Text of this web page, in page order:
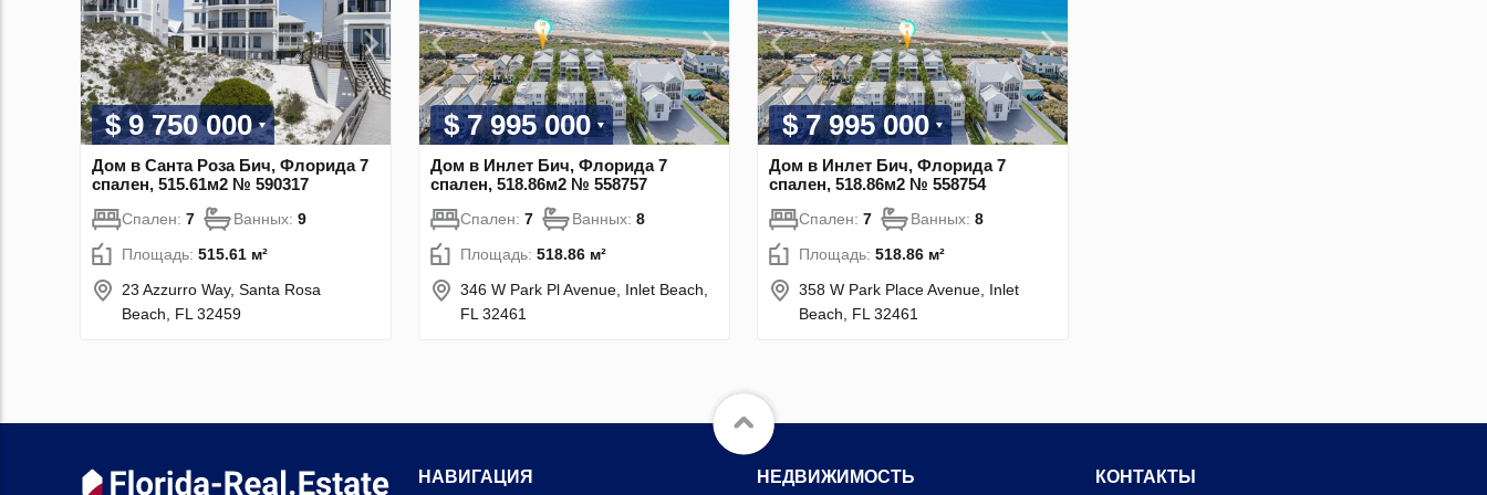
$ 9 750 000
Дом в Санта Роза Бич, Флорида 7
спален, 515.61м2 № 590317
Спален: 7 Ванных: 9
Площадь: 515.61 м²
23 Azzurro Way, Santa Rosa
Beach, FL 32459
$ 7 995 000
Дом в Инлет Бич, Флорида 7
спален, 518.86м2 № 558757
Спален: 7 Ванных: 8
Площадь: 518.86 м²
346 W Park Pl Avenue, Inlet Beach,
FL 32461
$ 7 995 000
Дом в Инлет Бич, Флорида 7
спален, 518.86м2 № 558754
Спален: 7 Ванных: 8
Площадь: 518.86 м²
358 W Park Place Avenue, Inlet
Beach, FL 32461
НАВИГАЦИЯ НЕДВИЖИМОСТЬ КОНТАКТЫ